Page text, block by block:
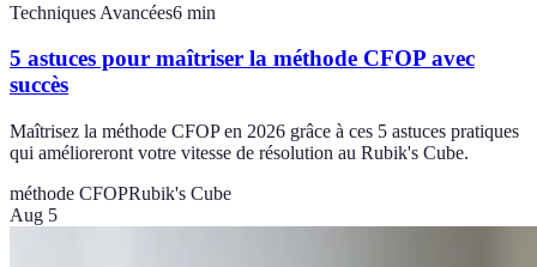
Techniques Avancées6 min
5 astuces pour maîtriser la méthode CFOP avec
succès
Maîtrisez la méthode CFOP en 2026 grâce à ces 5 astuces pratiques
qui amélioreront votre vitesse de résolution au Rubik's Cube.
méthode CFOPRubik's Cube
Aug 5